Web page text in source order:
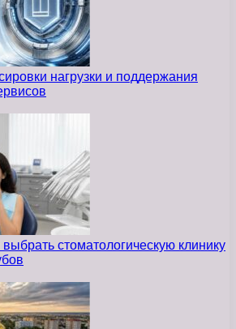
нагрузки и поддержания
стоматологическую клинику